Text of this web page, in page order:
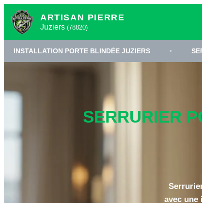
ARTISAN PIERRE
Juziers (78820)
PORTE BLINDÉE JUZIERS • SERRURERIE
SERRURIER
avec